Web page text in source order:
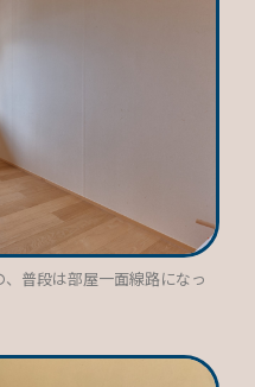
普段は部屋一面線路になっ